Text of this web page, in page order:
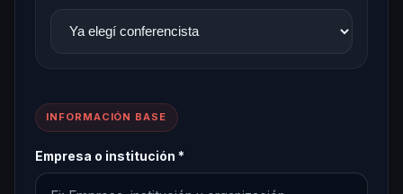
INFORMACIÓN BASE
Empresa o institución *